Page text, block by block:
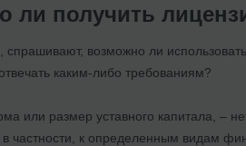
ли получить
возможно ли
каким-либо требованиям?
или размер уставного капитала, –
частности, к определенным видам